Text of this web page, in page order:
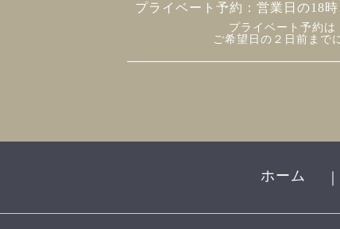
プライベート予約： 営業日の18
プライベート予約は
ご希望日の２日前まで
ホーム